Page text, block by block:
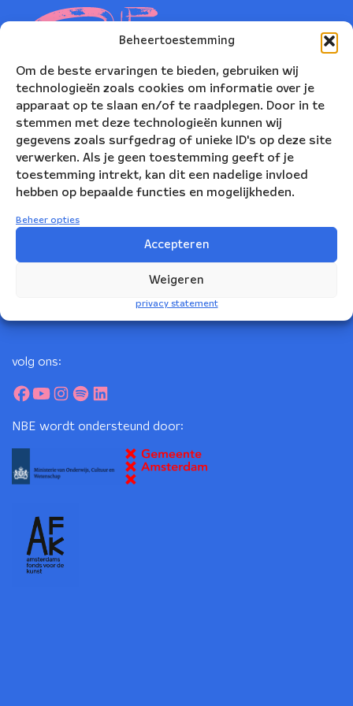
Beheertoestemming
Om de beste ervaringen te bieden, gebruiken wij
technologieën zoals cookies om informatie over je
apparaat op te slaan en/of te raadplegen. Door in te
stemmen met deze technologieën kunnen wij
gegevens zoals surfgedrag of unieke ID's op deze site
verwerken. Als je geen toestemming geeft of je
toestemming intrekt, kan dit een nadelige invloed
hebben op bepaalde functies en mogelijkheden.
Beheer opties
Accepteren
Weigeren
privacy statement
Nederlands Blazers Ensemble
Korte Leidsedwarsstraat 12
1017 RC Amsterdam
volg ons:
NBE wordt ondersteund door: